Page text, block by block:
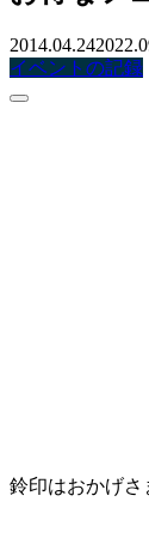
2014.04.24
イベントの記録
鈴印はおかげさ